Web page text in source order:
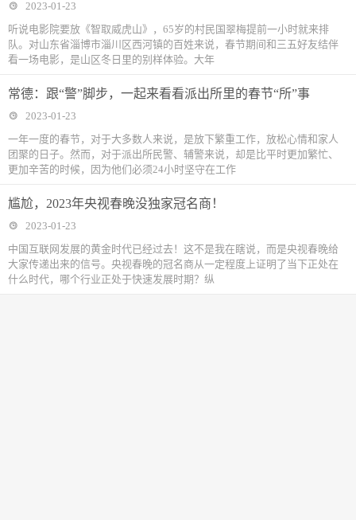
2023-01-23
听说电影院要放《智取威虎山》，65岁的村民国翠梅提前一小时就来排
队。对山东省淄博市淄川区西河镇的百姓来说，春节期间和三五好友结伴
看一场电影，是山区冬日里的别样体验。大年
常德：跟“警”脚步，一起来看看派出所里的春节“所”事
2023-01-23
一年一度的春节，对于大多数人来说，是放下繁重工作，放松心情和家人
团聚的日子。然而，对于派出所民警、辅警来说，却是比平时更加繁忙、
更加辛苦的时候，因为他们必须24小时坚守在工作
尴尬，2023年央视春晚没独家冠名商！
2023-01-23
中国互联网发展的黄金时代已经过去！这不是我在瞎说，而是央视春晚给
大家传递出来的信号。央视春晚的冠名商从一定程度上证明了当下正处在
什么时代，哪个行业正处于快速发展时期？纵